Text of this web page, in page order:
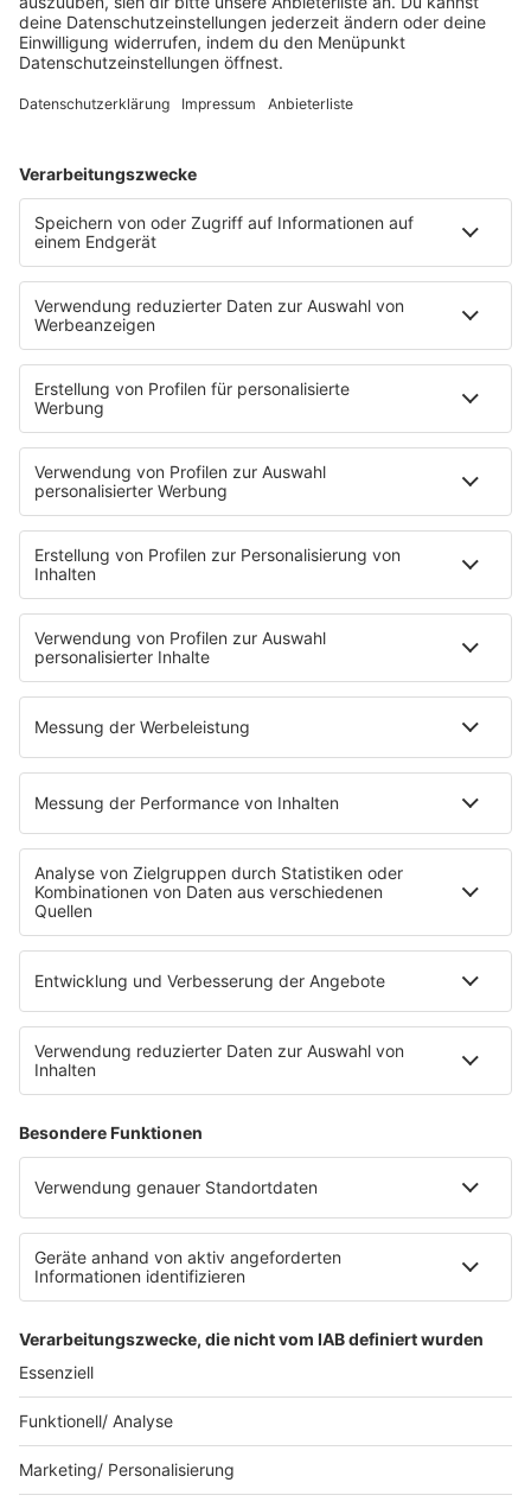
Füße hoch
Schmusekatze
Song Contest
Mädelsabend
Ich hasse Sport
Sonntag Morgen
Strandbar
Putzfimmel
Deutschpop
Deutsche Liebeslieder
PODCASTS
Mit den Waffeln einer Frau
Frühstück bei Barbara
Brave & One
NotAufnahme
"Bewerbung und Karriere"
Aber bitte mit Schlager
Erdbeerkäse
Fitness mit M.A.R.K
Glück in Worten
Todesursache
Niemand muss ein Promi sein
PROGRAMM
Mit den Waffeln einer Frau
SERVICE
Empfang
barba radio App
Impressum
Datenschutz Facebook & Instagram
Datenschutzeinstellungen
Clubbedingungen
Werbung schalten
Waffel-Werbepartner
80s80s.de
90s90s.de
Schlagerplanetradio.com
1deutsch.de
WEIHNACHTSMUSIK.FM
© barba radio. Ein Baby von Barbara Schöneberger und
REGIOCAST.